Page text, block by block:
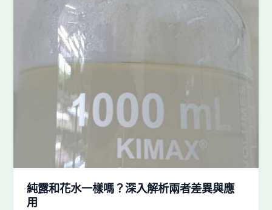
純露和花水一樣嗎？深入解析兩者差異與應
用